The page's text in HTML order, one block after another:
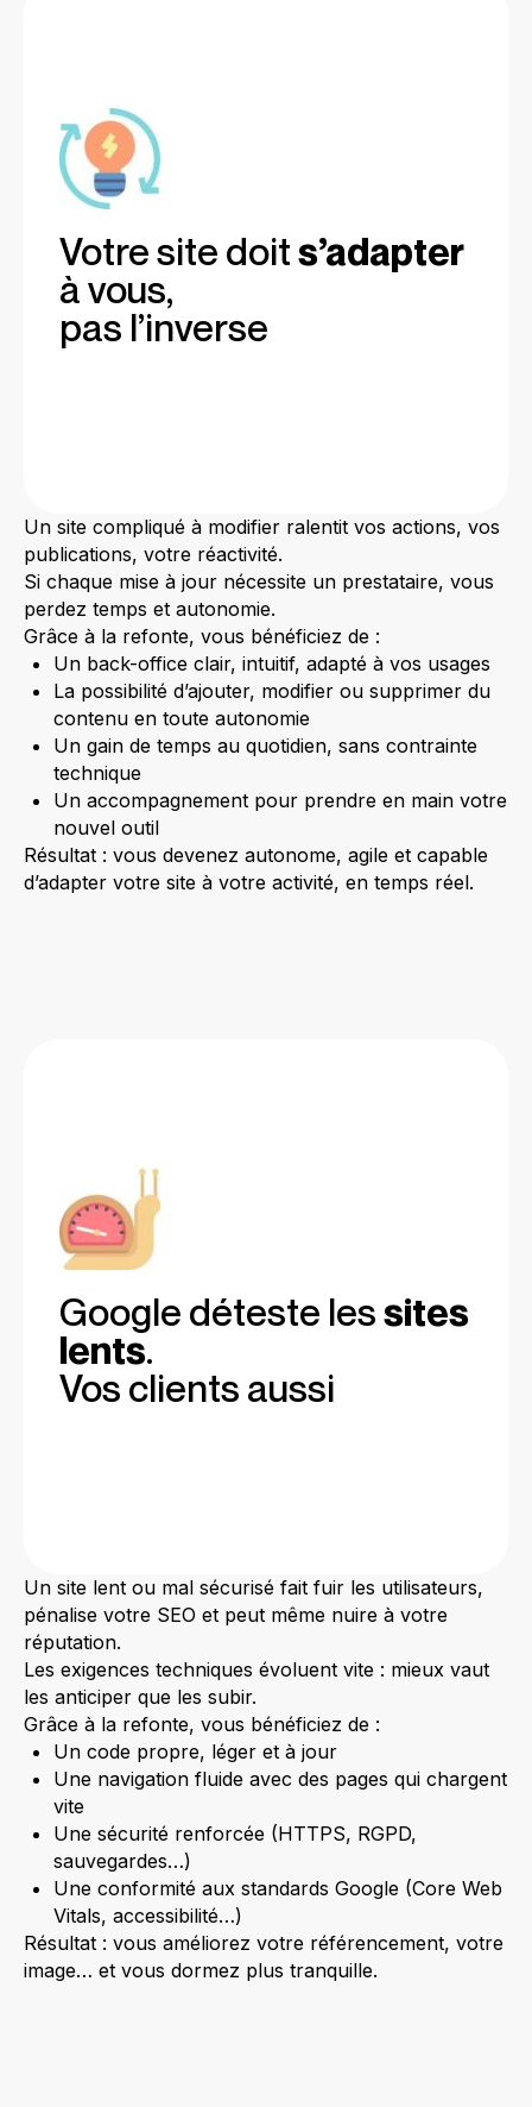
Votre site doits’adapter
à vous,
pas l’inverse
Un site compliqué à modifier ralentit vos actions, vos
publications, votre réactivité.
Si chaque mise à jour nécessite un prestataire, vous
perdez temps et autonomie.
Grâce à la refonte, vous bénéficiez de :
Un back-office clair, intuitif, adapté à vos usages
La possibilité d’ajouter, modifier ou supprimer du
contenu en toute autonomie
Un gain de temps au quotidien, sans contrainte
technique
Un accompagnement pour prendre en main votre
nouvel outil
Résultat : vous devenez autonome, agile et capable
d’adapter votre site à votre activité, en temps réel.
Google déteste lessites
lents.
Vos clients aussi
Un site lent ou mal sécurisé fait fuir les utilisateurs,
pénalise votre SEO et peut même nuire à votre
réputation.
Les exigences techniques évoluent vite : mieux vaut
les anticiper que les subir.
Grâce à la refonte, vous bénéficiez de :
Un code propre, léger et à jour
Une navigation fluide avec des pages qui chargent
vite
Une sécurité renforcée (HTTPS, RGPD,
sauvegardes…)
Une conformité aux standards Google (Core Web
Vitals, accessibilité…)
Résultat : vous améliorez votre référencement, votre
image… et vous dormez plus tranquille.